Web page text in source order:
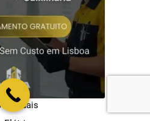
Manuais
ajudar?